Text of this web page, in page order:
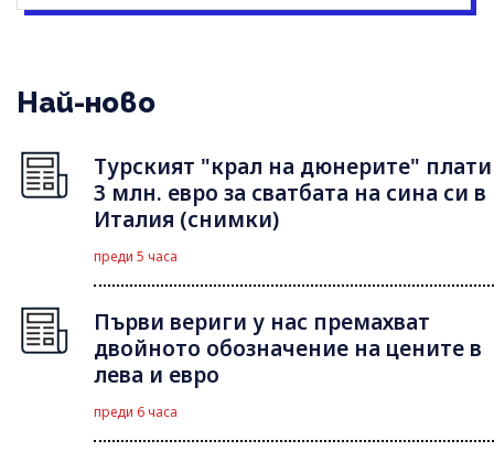
Най-ново
Турският "крал на дюнерите" плати
3 млн. евро за сватбата на сина си в
Италия (снимки)
преди 5 часа
Първи вериги у нас премахват
двойното обозначение на цените в
лева и евро
преди 6 часа